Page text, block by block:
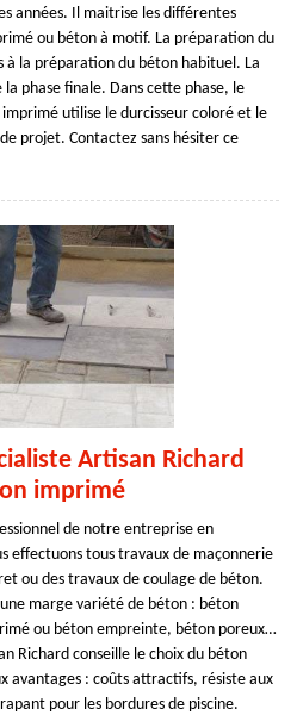
années. Il maitrise les différentes
ou béton à motif. La préparation du
à la préparation du béton habituel. La
phase finale. Dans cette phase, le
utilise le durcisseur coloré et le
projet. Contactez sans hésiter ce
Artisan Richard
imprimé
de notre entreprise en
effectuons tous travaux de maçonnerie
ou des travaux de coulage de béton.
marge variété de béton : béton
ou béton empreinte, béton poreux…
Richard conseille le choix du béton
avantages : coûts attractifs, résiste aux
pour les bordures de piscine.